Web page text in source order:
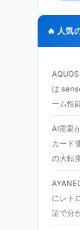
🔥 人気
は
ーム性
AI需要
カード
の大転
にレト
証で分